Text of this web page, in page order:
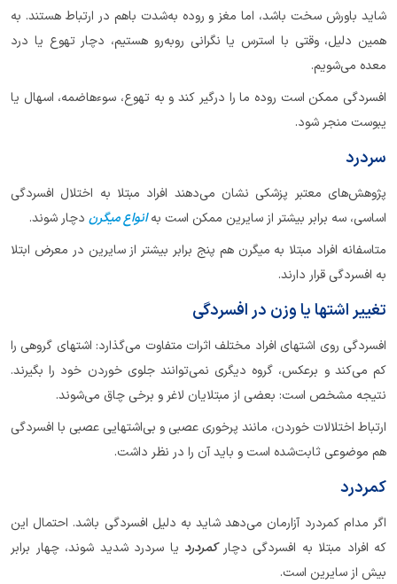
شاید باورش سخت باشد، اما مغز و روده به‌شدت باهم در ارتباط هستند. به
همین دلیل، وقتی با استرس یا نگرانی روبه‌رو هستیم، دچار تهوع یا درد
معده می‌شویم.
افسردگی ممکن است روده ما را درگیر کند و به تهوع، سوءهاضمه، اسهال یا
یبوست منجر شود.
سردرد
پژوهش‌های معتبر پزشکی نشان می‌دهند افراد مبتلا به اختلال افسردگی
اساسی، سه برابر بیشتر از سایرین ممکن است به انواع میگرن دچار شوند.
متاسفانه افراد مبتلا به میگرن هم پنج برابر بیشتر از سایرین در معرض ابتلا
به افسردگی قرار دارند.
تغییر اشتها یا وزن در افسردگی
افسردگی روی اشتهای افراد مختلف اثرات متفاوت می‌گذارد: اشتهای گروهی را
کم می‌کند و برعکس، گروه دیگری نمی‌توانند جلوی خوردن خود را بگیرند.
نتیجه مشخص است: بعضی از مبتلایان لاغر و برخی چاق می‌شوند.
ارتباط اختلالات خوردن، مانند پرخوری عصبی و بی‌اشتهایی عصبی با افسردگی
هم موضوعی ثابت‌شده است و باید آن را در نظر داشت.
کمردرد
اگر مدام کمردرد آزارمان می‌دهد شاید به دلیل افسردگی باشد. احتمال این
که افراد مبتلا به افسردگی دچارکمردرد یا سردرد شدید شوند، چهار برابر
بیش از سایرین است.